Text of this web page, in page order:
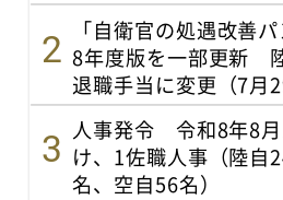
「自衛官の処遇改善
8年度版を一部更新
退職手当に変更（7月
人事発令 令和8年8
け、1佐職人事（陸自
名、空自56名）